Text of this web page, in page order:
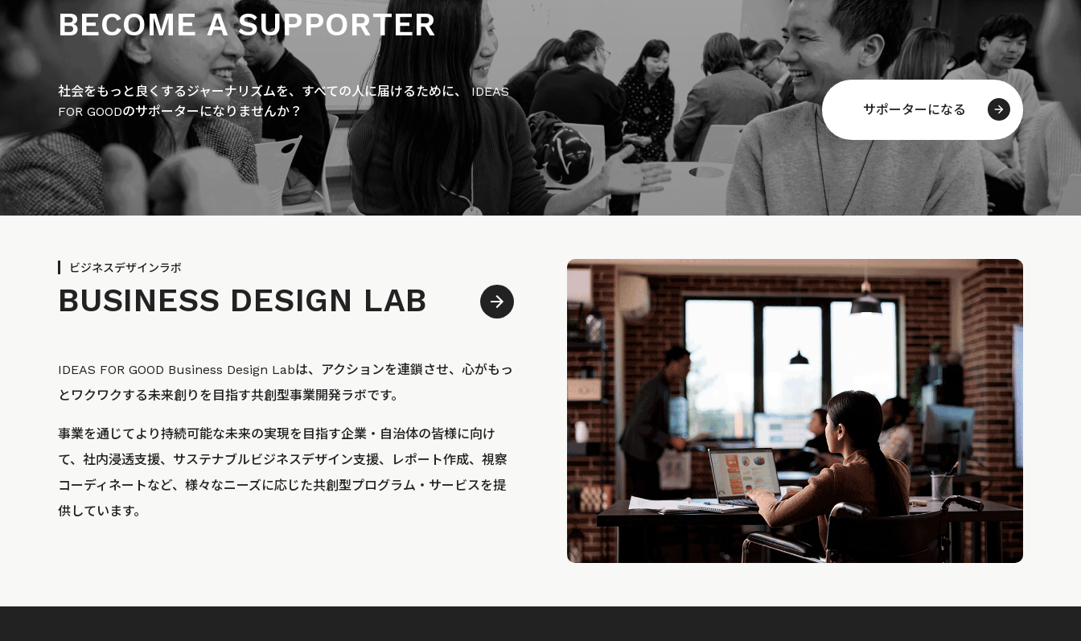
BECOME A SUPPORTER
社会をもっと良くするジャーナリズムを、すべての人に届けるために、 IDEAS
FOR GOODのサポーターになりませんか？
サポーターになる
ビジネスデザインラボ
BUSINESS DESIGN LAB
IDEAS FOR GOOD Business Design Labは、アクションを連鎖させ、心がもっ
とワクワクする未来創りを目指す共創型事業開発ラボです。
事業を通じてより持続可能な未来の実現を目指す企業・自治体の皆様に向け
て、社内浸透支援、サステナブルビジネスデザイン支援、レポート作成、視察
コーディネートなど、様々なニーズに応じた共創型プログラム・サービスを提
供しています。